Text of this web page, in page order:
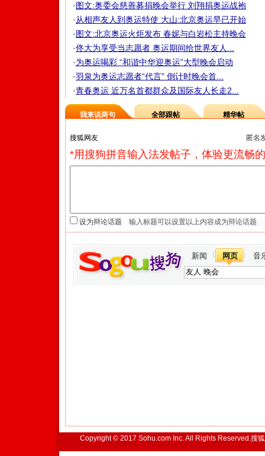
·图文:奥委会慈善募捐晚会举行 刘翔捐奥运战袍
· 从相声友人到奥运特使 大山:北京奥运早已开始
·图文:北京奥运火炬发布 春妮与白岩松主持晚会
·佟大为享受当志愿者 奥运期间给世界友人...
·为奥运喝彩 “和谐中华迎奥运”大型晚会启动
·羽泉为奥运志愿者“代言” 倒计时晚会首...
·青春奥运 近万名首都群众及国际友人长走2...
我来说两句 全部跟帖 精华帖
匿名
*用搜狗拼音输入法发帖子，体验更流畅
设为辩论话题
新闻 网页 音
Copyright © 2017 Sohu.com Inc. All Rights Reserved.搜